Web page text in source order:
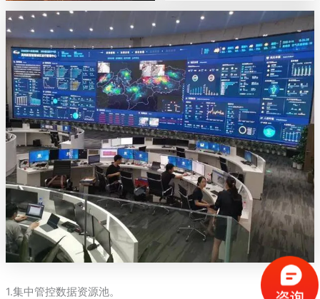
1.集中管控数据资源池。